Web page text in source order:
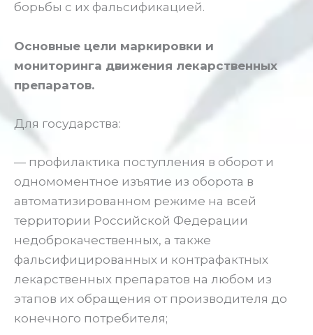
борьбы с их фальсификацией.
Основные цели маркировки и
мониторинга движения лекарственных
препаратов.
Для государства:
— профилактика поступления в оборот и
одномоментное изъятие из оборота в
автоматизированном режиме на всей
территории Российской Федерации
недоброкачественных, а также
фальсифицированных и контрафактных
лекарственных препаратов на любом из
этапов их обращения от производителя до
конечного потребителя;